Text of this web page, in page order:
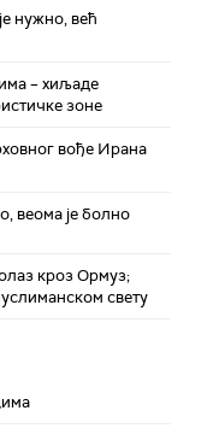
нужно, већ
– хиљаде
зоне
вође Ирана
веома је болно
кроз Ормуз;
свету